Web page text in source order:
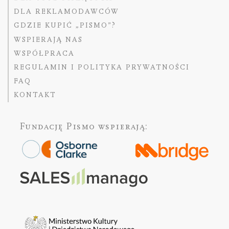
DLA REKLAMODAWCÓW
GDZIE KUPIĆ „PISMO”?
WSPIERAJĄ NAS
WSPÓŁPRACA
REGULAMIN I POLITYKA PRYWATNOŚCI
FAQ
KONTAKT
Fundację Pismo wspierają: